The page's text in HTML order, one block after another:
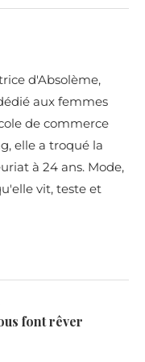
d'Absolème,
aux femmes
de commerce
elle a troqué la
à 24 ans. Mode,
vit, teste et
font rêver